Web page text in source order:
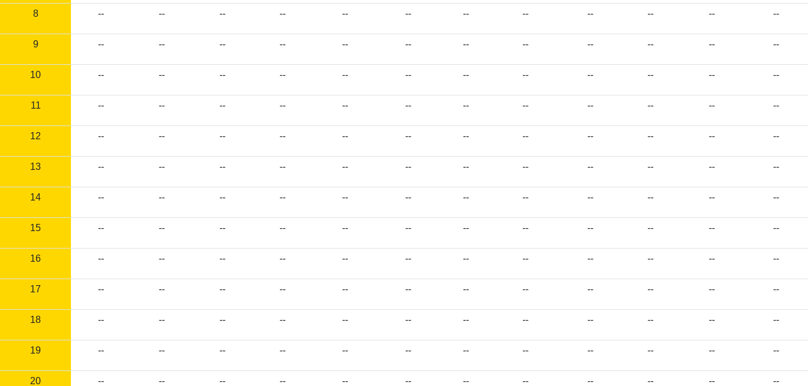
8 -- -- -- -- -- -- -- -- -- -- -- --
9 -- -- -- -- -- -- -- -- -- -- -- --
10 -- -- -- -- -- -- -- -- -- -- -- --
11 -- -- -- -- -- -- -- -- -- -- -- --
12 -- -- -- -- -- -- -- -- -- -- -- --
13 -- -- -- -- -- -- -- -- -- -- -- --
14 -- -- -- -- -- -- -- -- -- -- -- --
15 -- -- -- -- -- -- -- -- -- -- -- --
16 -- -- -- -- -- -- -- -- -- -- -- --
17 -- -- -- -- -- -- -- -- -- -- -- --
18 -- -- -- -- -- -- -- -- -- -- -- --
19 -- -- -- -- -- -- -- -- -- -- -- --
20 -- -- -- -- -- -- -- -- -- -- -- --